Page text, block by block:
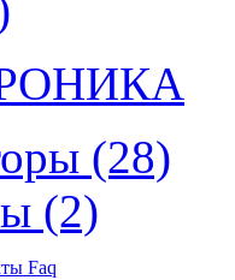
(28)
(2)
Faq